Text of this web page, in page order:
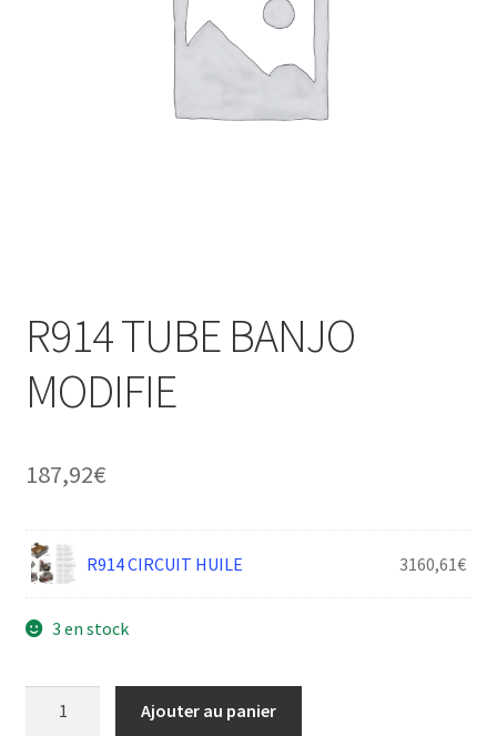
R914 TUBE BANJO
MODIFIE
187,92€
R914 CIRCUIT HUILE 3160,61€
3 en stock
Ajouter au panier